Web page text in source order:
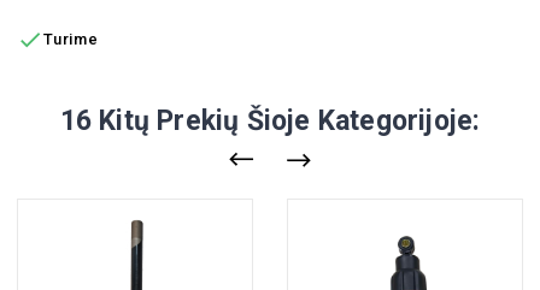
 Turime
16 Kitų Prekių Šioje Kategorijoje: